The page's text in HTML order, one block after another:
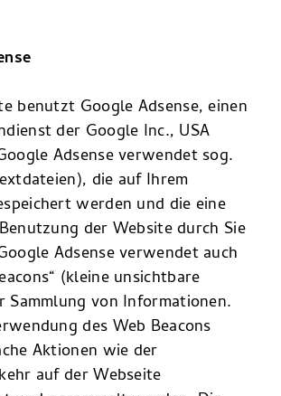
benutzt Google Adsense, einen
der Google Inc., USA
Adsense verwendet sog.
die auf Ihrem
werden und die eine
der Website durch Sie
Adsense verwendet auch
(kleine unsichtbare
Sammlung von Informationen.
des Web Beacons
Aktionen wie der
auf der Webseite